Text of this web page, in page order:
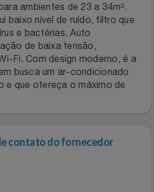
ambientes de 23 a 34m².
baixo nível de ruído, filtro que
e bactérias, Auto
de baixa tensão,
Fi. Com design moderno, é a
busca um ar-condicionado
e que ofereça o máximo de
contato do fornecedor